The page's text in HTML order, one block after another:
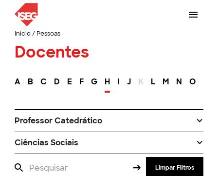
Início/ Pessoas
Docentes
A B C D E F G H I J K L M N O
Professor Catedrático
Ciências Sociais
Limpar Filtros